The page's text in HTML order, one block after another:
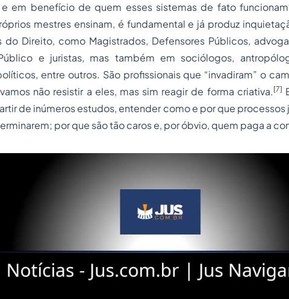
em benefício de quem esses sistemas de fato
mestres ensinam, é fundamental e já produz
do Direito, como Magistrados, Defensores Públicos,
e juristas, mas também em sociólogos,
entre outros. São profissionais que “invadiram” o
não resistir a eles, mas sim reagir de forma criativa. [7]
de inúmeros estudos, entender como e por que
por que são tão caros e, por óbvio, quem paga a